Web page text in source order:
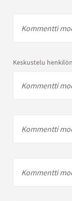
Kommentti
Keskustelu
Kommentti
Kommentti
Kommentti